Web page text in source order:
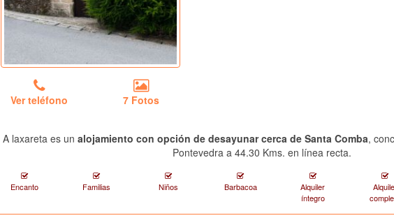
Ver teléfono 7 Fotos
A laxareta es unalojamiento con opción de desayunar cerca de Santa Comba,
Pontevedra a 44.30 Kms. en línea recta.
Encanto Familias Niños Barbacoa
Alquiler
íntegro